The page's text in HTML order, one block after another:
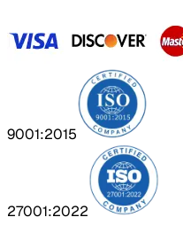
9001:2015
27001:2022